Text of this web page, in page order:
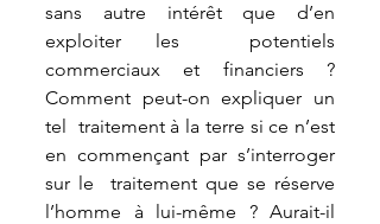
sans autre intérêt que d’en
exploiter les  potentiels
commerciaux et financiers ?
Comment peut-on expliquer un
tel  traitement à la terre si ce n’est
en commençant par s’interroger
sur le  traitement que se réserve
l’homme à lui-même ? Aurait-il